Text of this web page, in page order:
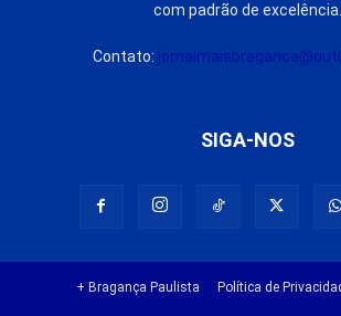
com padrão de excelência.
Contato:
SIGA-NOS
+ Bragança Paulista Política de